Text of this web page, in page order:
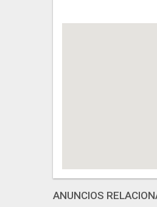
ANUNCIOS